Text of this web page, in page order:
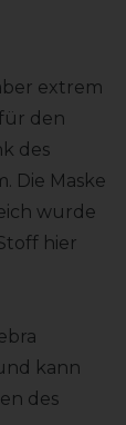
extrem
den
des
Die Maske
wurde
hier
kann
des